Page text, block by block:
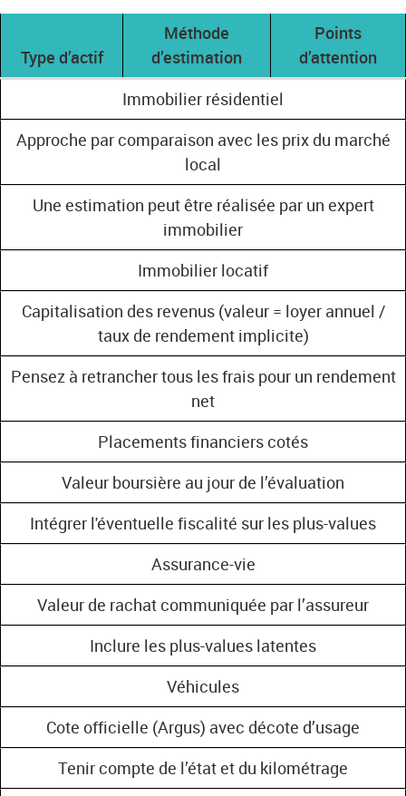
Type d’actif
Méthode
d’estimation
Points
d’attention
Immobilier résidentiel
Approche par comparaison avec les prix du marché
local
Une estimation peut être réalisée par un expert
immobilier
Immobilier locatif
Capitalisation des revenus (valeur = loyer annuel /
taux de rendement implicite)
Pensez à retrancher tous les frais pour un rendement
net
Placements financiers cotés
Valeur boursière au jour de l’évaluation
Intégrer l'éventuelle fiscalité sur les plus-values
Assurance-vie
Valeur de rachat communiquée par l’assureur
Inclure les plus-values latentes
Véhicules
Cote officielle (Argus) avec décote d’usage
Tenir compte de l’état et du kilométrage